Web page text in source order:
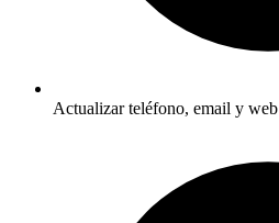
Actualizar teléfono, email y web